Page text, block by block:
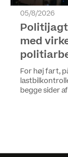
05/8/2026
med
For høj fart,
begge sider